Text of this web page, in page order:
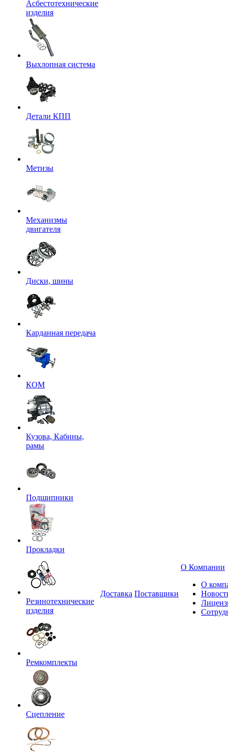
Асбестотехнические
изделия
Выхлопная система
Детали КПП
Метизы
Механизмы
двигателя
Диски, шины
Карданная передача
КОМ
Кузова, Кабины,
рамы
Подшипники
Прокладки
Резинотехнические
изделия
Ремкомплекты
Сцепление
Доставка Поставщики
О Компании
О